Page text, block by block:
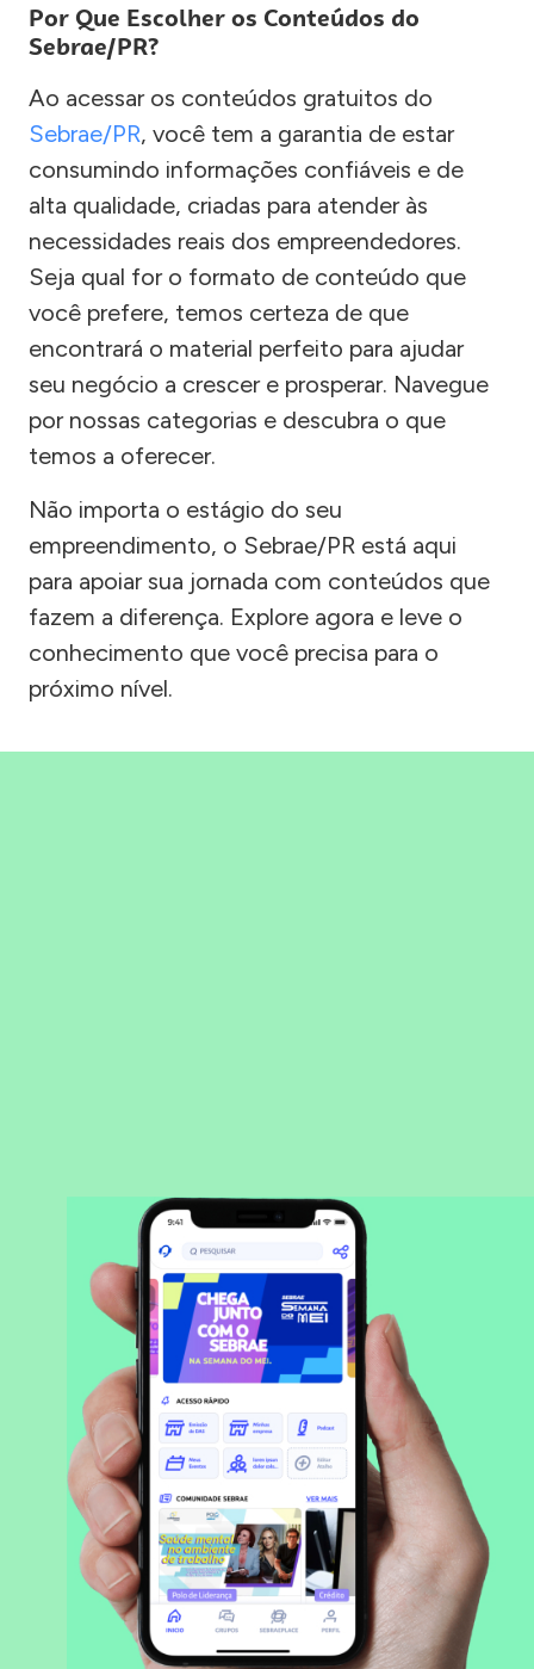
Por Que Escolher os Conteúdos do
Sebrae/PR?
Ao acessar os conteúdos gratuitos do
Sebrae/PR, você tem a garantia de estar
consumindo informações confiáveis e de
alta qualidade, criadas para atender às
necessidades reais dos empreendedores.
Seja qual for o formato de conteúdo que
você prefere, temos certeza de que
encontrará o material perfeito para ajudar
seu negócio a crescer e prosperar. Navegue
por nossas categorias e descubra o que
temos a oferecer.
Não importa o estágio do seu
empreendimento, o Sebrae/PR está aqui
para apoiar sua jornada com conteúdos que
fazem a diferença. Explore agora e leve o
conhecimento que você precisa para o
próximo nível.